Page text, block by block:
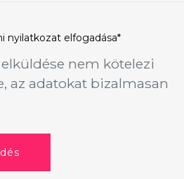
nyilatkozat elfogadása*
nem kötelezi
az adatokat bizalmasan